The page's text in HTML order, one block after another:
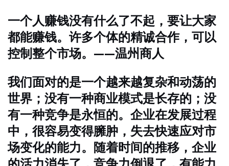
一个人赚钱没有什么了不起，要让大家
都能赚钱。许多个体的精诚合作，可以
控制整个市场。——温州商人
我们面对的是一个越来越复杂和动荡的
世界；没有一种商业模式是长存的；没
有一种竞争是永恒的。 企业在发展过程
中，很容易变得臃肿，失去快速应对市
场变化的能力。随着时间的推移，企业